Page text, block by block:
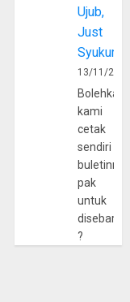
Ujub,
Just
Syukur
13/11/
Bolehkah
kami
cetak
sendiri
pak
untuk
?